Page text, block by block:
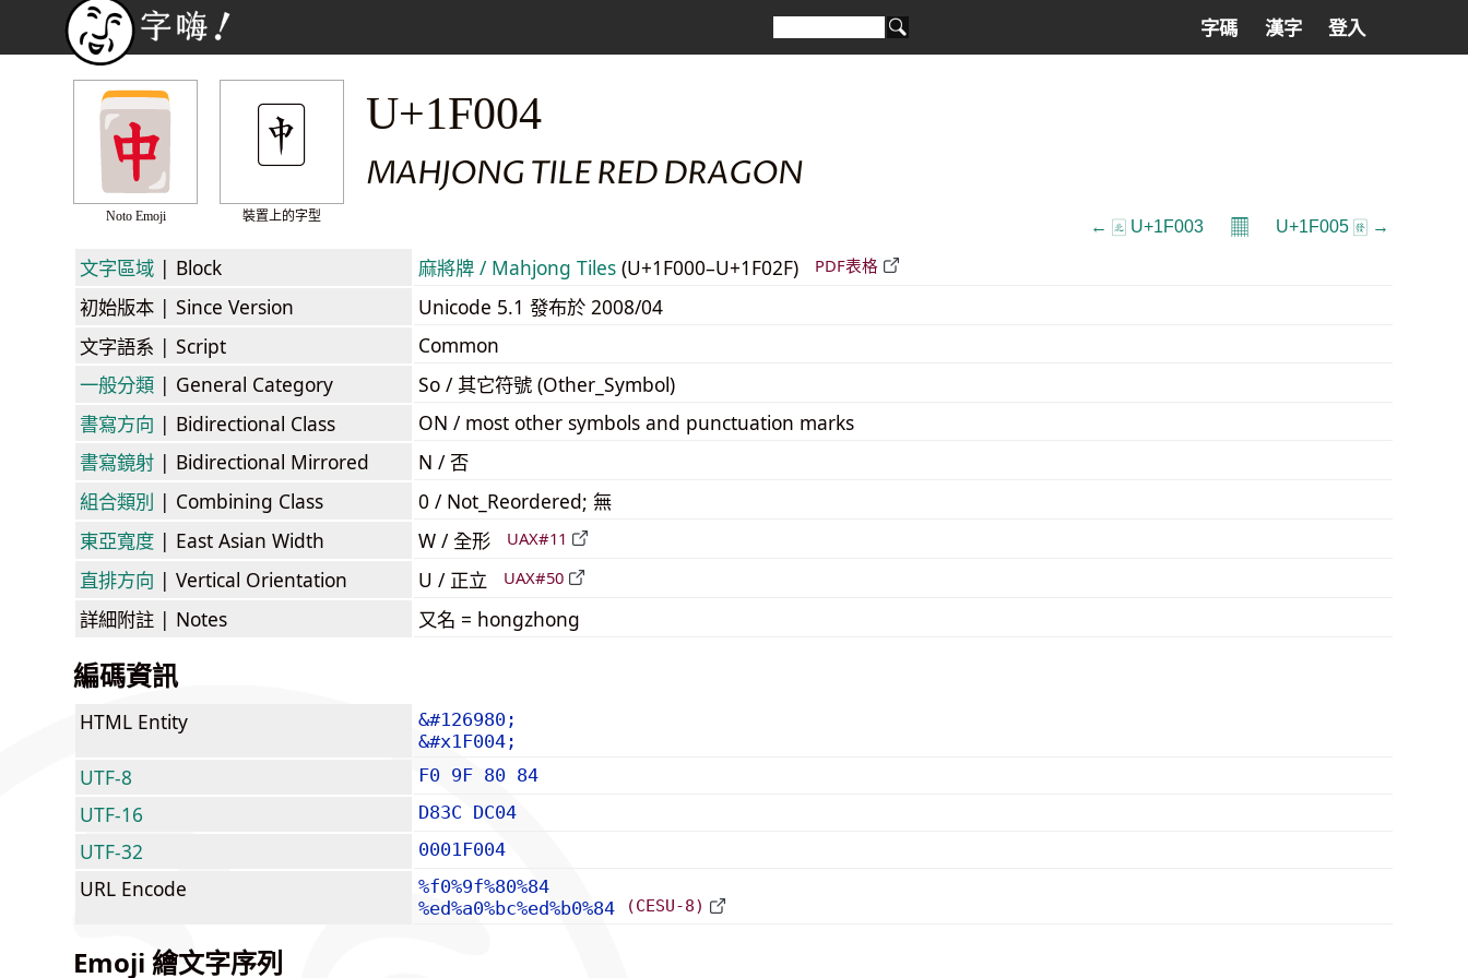
字碼 漢字 登入
Noto Emoji
🀄
裝置上的字型
U+1F004
MAHJONG TILE RED DRAGON
← 🀃 U+1F003 𝄜 U+1F005 🀅 →
文字區域 | Block 麻將牌 / Mahjong Tiles (U+1F000–U+1F02F) PDF表格
初始版本 | Since Version
Unicode 5.1 發布於 2008/04
文字語系 | Script
Common
一般分類 | General Category
So / 其它符號 (Other_Symbol)
書寫方向 | Bidirectional Class
ON / most other symbols and punctuation marks
書寫鏡射 | Bidirectional Mirrored
N / 否
組合類別 | Combining Class
0 / Not_Reordered; 無
東亞寬度 | East Asian Width W / 全形 UAX#11
直排方向 | Vertical Orientation U / 正立 UAX#50
詳細附註 | Notes 又名 = hongzhong
編碼資訊
HTML Entity
&#126980;
&#x1F004;
UTF-8 F0 9F 80 84
UTF-16 D83C DC04
UTF-32 0001F004
URL Encode
%f0%9f%80%84
%ed%a0%bc%ed%b0%84
(CESU-8)
Emoji 繪文字序列